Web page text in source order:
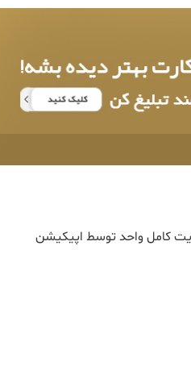
کامل واحد توسط اپیکیشن